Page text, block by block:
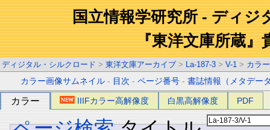
国立情報学研究所 - ディジ
『東洋文庫所蔵』
ディジタル・シルクロード > 東洋文庫アーカイブ > La-187-3 > V-1 > カラ
カラー画像サムネイル - 目次 -ページ番号 -書誌情報（メタデー
カラー IIIFカラー高解像度 白黒高解像度 PDF